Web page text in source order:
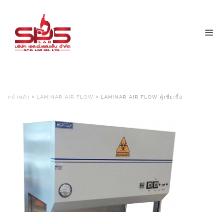
หน้าหลัก > LAMINAR AIR FLOW > LAMINAR AIR FLOW ตู้เขี่ยเชื้อ